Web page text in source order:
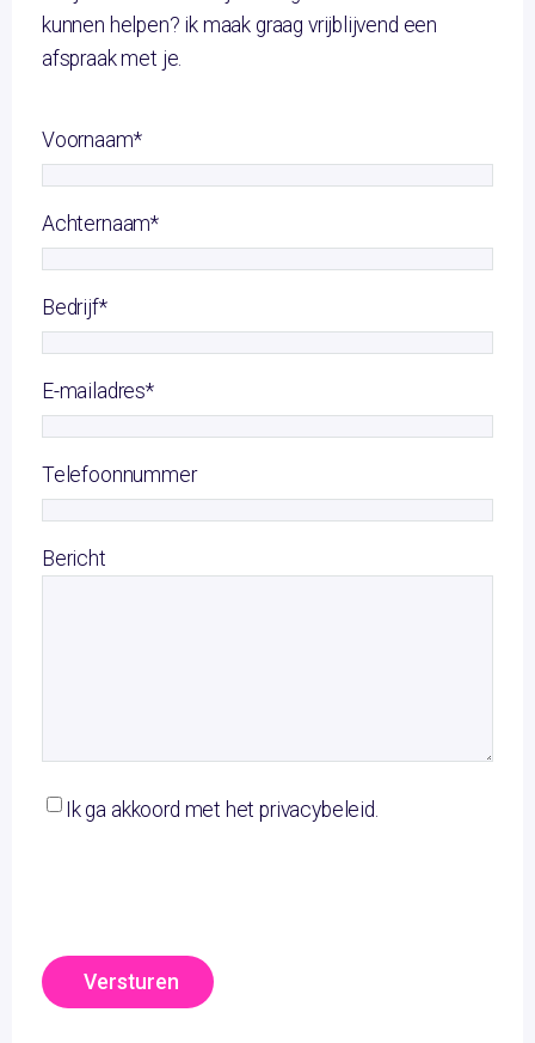
kunnen helpen? ik maak graag vrijblijvend een
afspraak met je.
Voornaam*
Achternaam*
Bedrijf*
E-mailadres*
Telefoonnummer
Bericht
Ik ga akkoord met het privacybeleid.
Versturen